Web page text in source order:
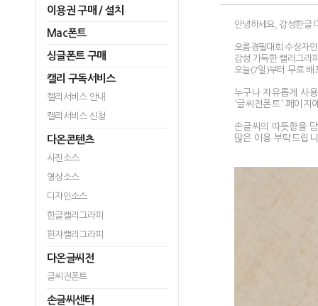
이용권 구매 / 설치
Mac폰트
싱글폰트 구매
캘리 구독서비스
캘리서비스 안내
캘리서비스 신청
다온콘텐츠
사진소스
영상소스
디자인소스
한글캘리그라피
한자캘리그라피
다온글씨전
글씨전폰트
손글씨센터
안녕하세요, 감성한글
오롬경필대회 수상자
감성 가득한 캘리그라
오늘(7일)부터 무료 배
누구나 자유롭게 사
'글씨전폰트' 페이지
손글씨의 따뜻함을
많은 이용 부탁드립